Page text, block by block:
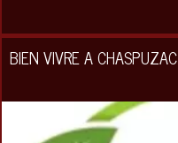
BIEN VIVRE A CHASPUZAC